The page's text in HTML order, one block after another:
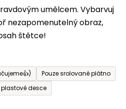
umělcem. Vybarvuj
nezapomenutelný obraz,
štětce!
Pouze srolované plátno
plastové desce